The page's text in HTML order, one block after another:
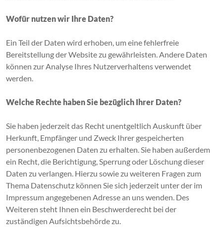
Wofür nutzen wir Ihre Daten?
Ein Teil der Daten wird erhoben, um eine fehlerfreie
Bereitstellung der Website zu gewährleisten. Andere Daten
können zur Analyse Ihres Nutzerverhaltens verwendet
werden.
Welche Rechte haben Sie bezüglich Ihrer Daten?
Sie haben jederzeit das Recht unentgeltlich Auskunft über
Herkunft, Empfänger und Zweck Ihrer gespeicherten
personenbezogenen Daten zu erhalten. Sie haben außerdem
ein Recht, die Berichtigung, Sperrung oder Löschung dieser
Daten zu verlangen. Hierzu sowie zu weiteren Fragen zum
Thema Datenschutz können Sie sich jederzeit unter der im
Impressum angegebenen Adresse an uns wenden. Des
Weiteren steht Ihnen ein Beschwerderecht bei der
zuständigen Aufsichtsbehörde zu.